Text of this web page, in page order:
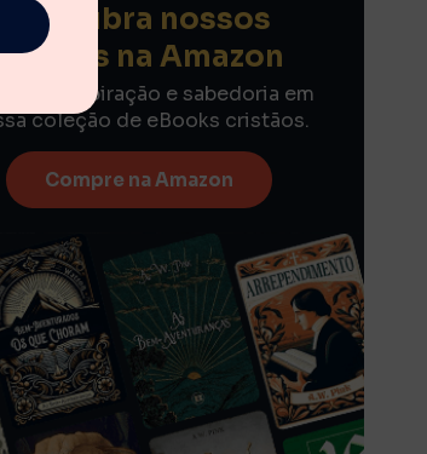
Descubra nossos
na Amazon
inspiração e sabedoria em
coleção de eBooks cristãos.
Compre na Amazon